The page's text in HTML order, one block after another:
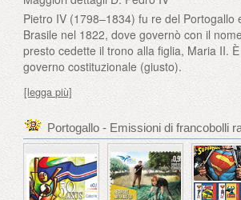
Pietro IV (1798–1834) fu re del
Brasile nel 1822, dove governò con il
presto cedette il trono alla figlia, Maria II.
governo costituzionale (giusto).
[legga più]
Portogallo - Emissioni di francobolli